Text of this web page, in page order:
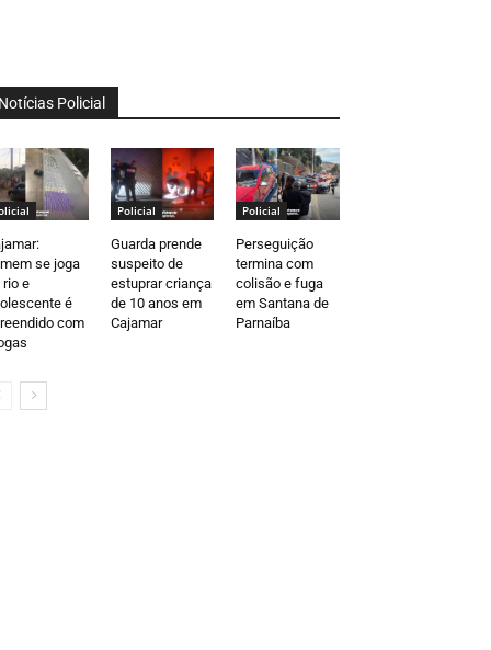
Policial
se joga
rio e
é
com
Policial
Guarda prende
suspeito de
estuprar criança
de 10 anos em
Cajamar
Policial
Perseguição
termina com
colisão e fuga
em Santana de
Parnaíba